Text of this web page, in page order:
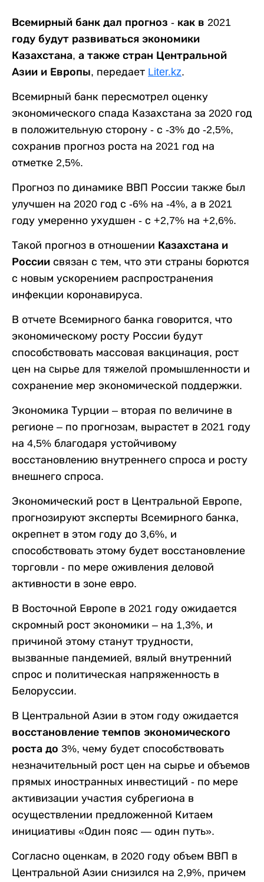
Всемирный банк дал прогноз - как в 2021
году будут развиваться экономики
Казахстана, а также стран Центральной
Азии и Европы, передает Liter.kz.
Всемирный банк пересмотрел оценку
экономического спада Казахстана за 2020 год
в положительную сторону - с -3% до -2,5%,
сохранив прогноз роста на 2021 год на
отметке 2,5%.
Прогноз по динамике ВВП России также был
улучшен на 2020 год с -6% на -4%, а в 2021
году умеренно ухудшен - с +2,7% на +2,6%.
Такой прогноз в отношении Казахстана и
России связан с тем, что эти страны борются
с новым ускорением распространения
инфекции коронавируса.
В отчете Всемирного банка говорится, что
экономическомy росту России будут
способствовать массовая вакцинация, рост
цен на cырье для тяжелой промышленности и
сохранение мер экономической поддержки.
Экономика Турции – вторая по величине в
регионе – по прогнозам, вырастет в 2021 году
на 4,5% благодаря устойчивому
восстановлению внутреннего спроса и росту
внешнего спроса.
Экономический рост в Центральной Европе,
прогнозируют эксперты Всемирного банка,
окрепнет в этом году до 3,6%, и
способствовать этому будет восстановление
торговли - по мере оживления деловой
активности в зоне евро.
В Восточной Европе в 2021 году ожидается
скромный рост экономики – на 1,3%, и
причиной этому станут трудности,
вызванные пандемией, вялый внутренний
спрос и политическая напряженность в
Белоруссии.
В Центральной Азии в этом году ожидается
восстановление темпов экономического
роста до 3%, чему будет способствовать
незначительный рост цен на сырье и объемов
прямых иностранных инвестиций - по мере
активизации участия субрегиона в
осуществлении предложенной Китаем
инициативы «Один пояс — один путь».
Согласно оценкам, в 2020 году объем ВВП в
Центральной Азии снизился на 2,9%, причем